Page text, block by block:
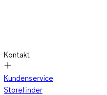
Kontakt
Kundenservice
Storefinder